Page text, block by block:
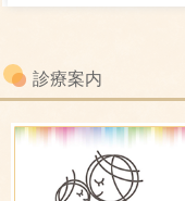
診療案内